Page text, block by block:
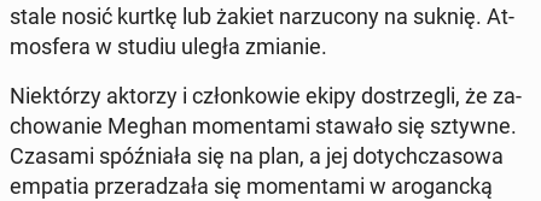
stale nosić kurtkę lub żakiet na­rzu­co­ny na suknię. At­
mos­fe­ra w studiu uległa zmianie.
Nie­któ­rzy aktorzy i człon­ko­wie ekipy do­strze­gli, że za­
cho­wa­nie Meghan mo­men­ta­mi stawało się sztywne.
Czasami spóź­nia­ła się na plan, a jej do­tych­cza­so­wa
empatia prze­ra­dza­ła się mo­men­ta­mi w aro­ganc­ką